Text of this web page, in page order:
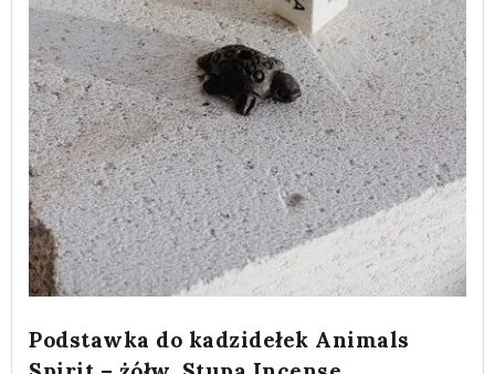
Podstawka do kadzidełek Animals